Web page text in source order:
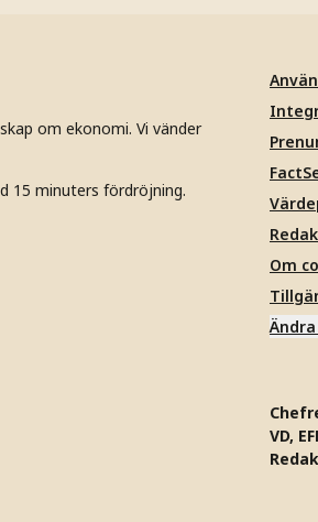
om ekonomi. Vi vänder
15 minuters fördröjning.
Om
VD,